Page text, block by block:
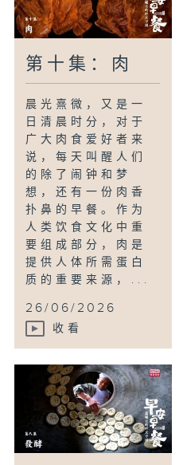
第十集：肉
晨光熹微，又是一
日清晨时分，对于
广大肉食爱好者来
说，每天叫醒人们
的除了闹钟和梦
想，还有一份肉香
扑鼻的早餐。作为
人类饮食文化中重
要组成部分，肉是
提供人体所需蛋白
质的重要来源，...
26/06/2026
收看